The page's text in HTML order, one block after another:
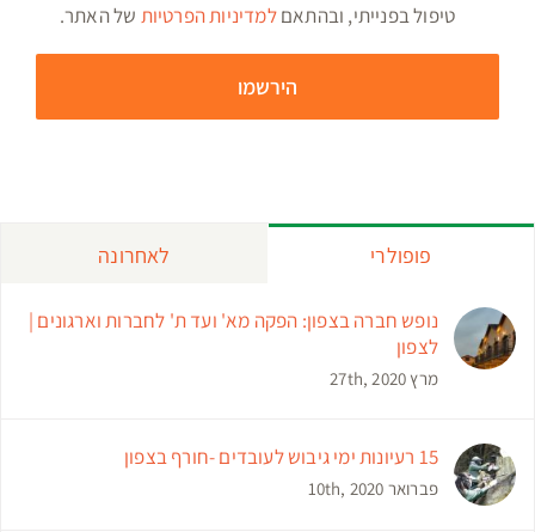
טיפול בפנייתי, ובהתאםלמדיניות הפרטיות של האתר.
פופולרי לאחרונה
נופש חברה בצפון: הפקה מא' ועד ת' לחברות וארגונים |
לצפון
מרץ 27th, 2020
15 רעיונות ימי גיבוש לעובדים -חורף בצפון
פברואר 10th, 2020